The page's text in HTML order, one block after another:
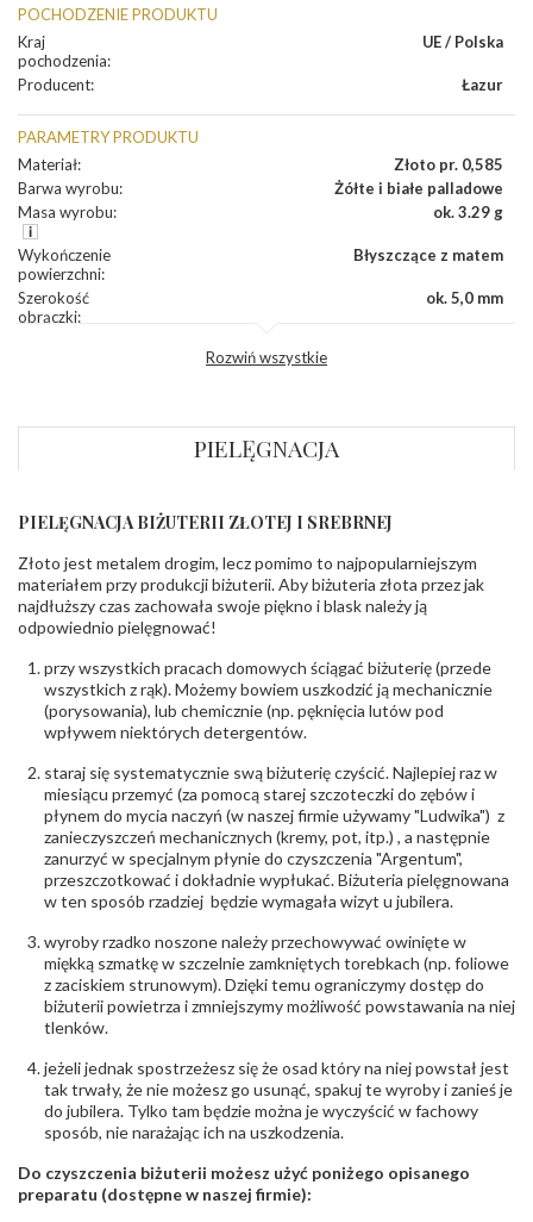
POCHODZENIE PRODUKTU
Kraj
pochodzenia:
UE / Polska
Producent: Łazur
PARAMETRY PRODUKTU
Materiał:
Złoto pr. 0,585
Barwa wyrobu:
Żółte i białe palladowe
Masa wyrobu: ok. 3.29 g
Wykończenie
powierzchni:
Błyszczące z matem
Szerokość
obrączki:
ok. 5,0 mm
INNE PARAMETRY
Producent
odpowiedzialny:
Łazur sp.j. Kowalowy 134 38-200 Jasło; NIP:
6850004631; tel.13 44 56 100;
biuro@obraczki.pl ,PZ Stelmach Sp. z o.o. ul.
Północna 22 45-805 Opole; NIP 7542889545;
Tel. +48 77 54 90 100; biuro@stelmach.pl
Bezpieczeństwo
- rodzaj
ostrzeżenia:
Nie nadaje się dla dzieci w wieku poniżej 3 lat
, Elementy w wyrobie wykonane z białego złota
zawierają nikiel
Rozwiń wszystkie
PIELĘGNACJA
PIELĘGNACJA BIŻUTERII ZŁOTEJ I SREBRNEJ
Złoto jest metalem drogim, lecz pomimo to najpopularniejszym
materiałem przy produkcji biżuterii. Aby biżuteria złota przez jak
najdłuższy czas zachowała swoje piękno i blask należy ją
odpowiednio pielęgnować!
przy wszystkich pracach domowych ściągać biżuterię (przede
wszystkich z rąk). Możemy bowiem uszkodzić ją mechanicznie
(porysowania), lub chemicznie (np. pęknięcia lutów pod
wpływem niektórych detergentów.
staraj się systematycznie swą biżuterię czyścić. Najlepiej raz w
miesiącu przemyć (za pomocą starej szczoteczki do zębów i
płynem do mycia naczyń (w naszej firmie używamy "Ludwika") z
zanieczyszczeń mechanicznych (kremy, pot, itp.) , a następnie
zanurzyć w specjalnym płynie do czyszczenia "Argentum",
przeszczotkować i dokładnie wypłukać. Biżuteria pielęgnowana
w ten sposób rzadziej będzie wymagała wizyt u jubilera.
wyroby rzadko noszone należy przechowywać owinięte w
miękką szmatkę w szczelnie zamkniętych torebkach (np. foliowe
z zaciskiem strunowym). Dzięki temu ograniczymy dostęp do
biżuterii powietrza i zmniejszymy możliwość powstawania na niej
tlenków.
jeżeli jednak spostrzeżesz się że osad który na niej powstał jest
tak trwały, że nie możesz go usunąć, spakuj te wyroby i zanieś je
do jubilera. Tylko tam będzie można je wyczyścić w fachowy
sposób, nie narażając ich na uszkodzenia.
Do czyszczenia biżuterii możesz użyć poniżego opisanego
preparatu (dostępne w naszej firmie):